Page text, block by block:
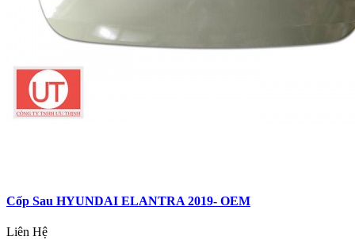
Cốp Sau HYUNDAI ELANTRA 2019- OEM
Liên Hệ